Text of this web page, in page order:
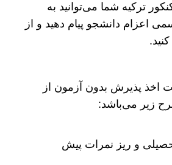
ترکیه شما می‌توانید به
اعزام دانشجو پیام دهید و از
اخذ پذیرش بدون آزمون از
زیر می‌باشد:
و ریز نمرات پیش